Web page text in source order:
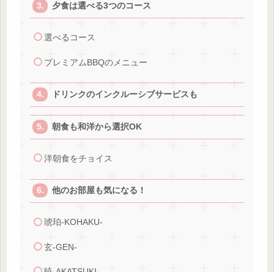
夕食は選べる3つのコース
選べるコース
プレミアムBBQのメニュー
ドリンクのインクルーシブサービスも
朝食も和洋から選択OK
洋朝食をチョイス
他のお部屋も気になる！
琥珀-KOHAKU-
玄-GEN-